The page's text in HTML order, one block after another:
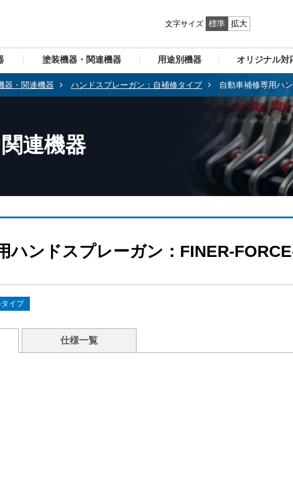
文字サイズ 標準 拡大
塗装機器・関連機器 用途別機器 オリジナル対
器・関連機器 ハンドスプレーガン：自補修タイプ 自動車補修専用ハ
連機器
ハンドスプレーガン：FINER-
イプ
仕様一覧